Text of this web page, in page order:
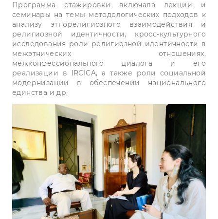
Программа стажировки включала лекции и
семинары на темы методологических подходов к
анализу этнорелигиозного взаимодействия и
религиозной идентичности, кросс-культурного
исследования роли религиозной идентичности в
межэтнических отношениях,
межконфессионального диалога и его
реализации в IRCICA, а также роли социальной
модернизации в обеспечении национального
единства и др.